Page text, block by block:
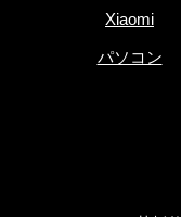
Xiaomi
パソコン